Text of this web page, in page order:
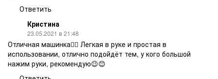
Ответить
Кристина
23.05.2021 в 21:48
Отличная машинка👍🏻 Легкая в руке и простая в
использовании, отлично подойдёт тем, у кого большой
нажим руки, рекомендую😉😊